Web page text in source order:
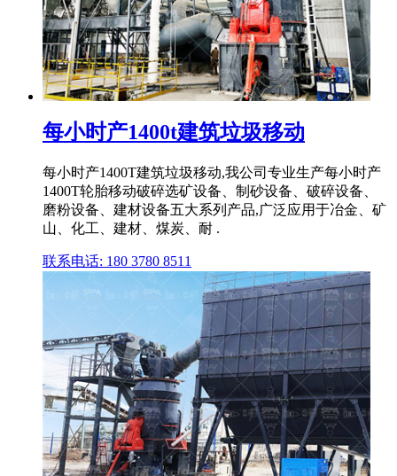
每小时产1400t建筑垃圾移动
每小时产1400T建筑垃圾移动,我公司专业生产每小时产
1400T轮胎移动破碎选矿设备、制砂设备、破碎设备、
磨粉设备、建材设备五大系列产品,广泛应用于冶金、矿
山、化工、建材、煤炭、耐 .
联系电话: 180 3780 8511